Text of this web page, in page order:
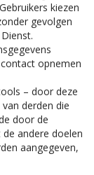
kiezen
gevolgen
opnemen
– door deze
derden die
door de
andere doelen
aangegeven,